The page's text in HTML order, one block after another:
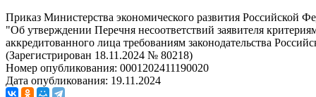
Приказ Министерства экономического развития Российской
"Об утверждении Перечня несоответствий заявителя
аккредитованного лица требованиям законодательства
(Зарегистрирован 18.11.2024 № 80218)
Номер опубликования: 0001202411190020
Дата опубликования: 19.11.2024